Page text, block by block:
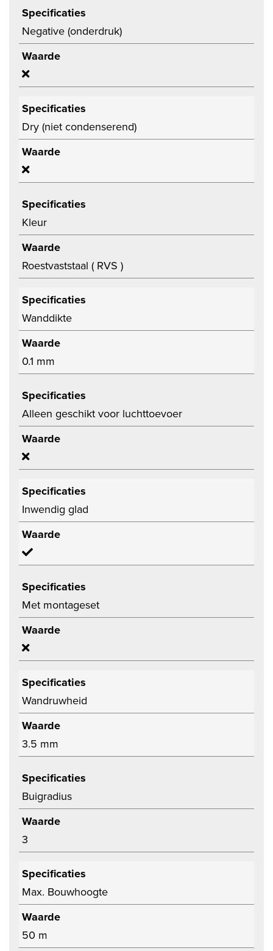
Specificaties
Negative (onderdruk)
Waarde
Specificaties
Dry (niet condenserend)
Waarde
Specificaties
Kleur
Waarde
Roestvaststaal ( RVS )
Specificaties
Wanddikte
Waarde
0.1 mm
Specificaties
Alleen geschikt voor luchttoevoer
Waarde
Specificaties
Inwendig glad
Waarde
Specificaties
Met montageset
Waarde
Specificaties
Wandruwheid
Waarde
3.5 mm
Specificaties
Buigradius
Waarde
3
Specificaties
Max. Bouwhoogte
Waarde
50 m